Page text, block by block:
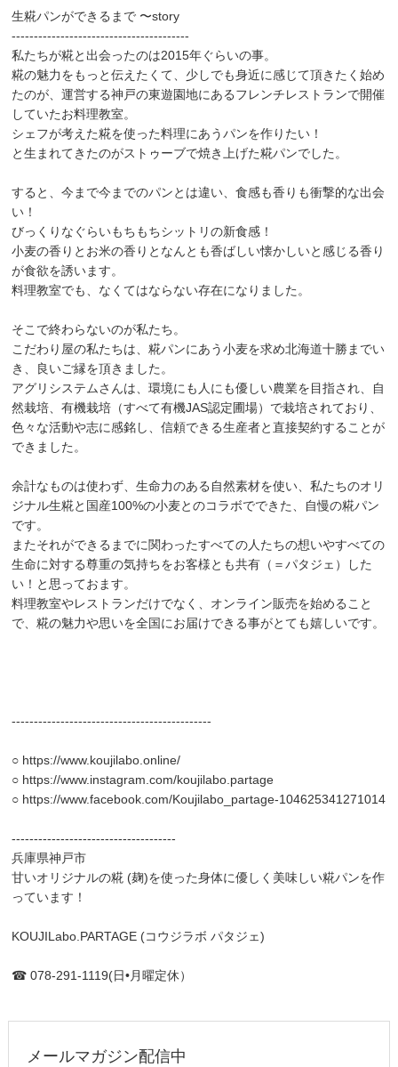
生糀パンができるまで 〜story
----------------------------------------
私たちが糀と出会ったのは2015年ぐらいの事。
糀の魅力をもっと伝えたくて、少しでも身近に感じて頂きたく始め
たのが、運営する神戸の東遊園地にあるフレンチレストランで開催
していたお料理教室。
シェフが考えた糀を使った料理にあうパンを作りたい！
と生まれてきたのがストゥーブで焼き上げた糀パンでした。
すると、今まで今までのパンとは違い、食感も香りも衝撃的な出会
い！
びっくりなぐらいもちもちシットリの新食感！
小麦の香りとお米の香りとなんとも香ばしい懐かしいと感じる香り
が食欲を誘います。
料理教室でも、なくてはならない存在になりました。
そこで終わらないのが私たち。
こだわり屋の私たちは、糀パンにあう小麦を求め北海道十勝までい
き、良いご縁を頂きました。
アグリシステムさんは、環境にも人にも優しい農業を目指され、自
然栽培、有機栽培（すべて有機JAS認定圃場）で栽培されており、
色々な活動や志に感銘し、信頼できる生産者と直接契約することが
できました。
余計なものは使わず、生命力のある自然素材を使い、私たちのオリ
ジナル生糀と国産100%の小麦とのコラボでできた、自慢の糀パン
です。
またそれができるまでに関わったすべての人たちの想いやすべての
生命に対する尊重の気持ちをお客様とも共有（＝パタジェ）した
い！と思っておます。
料理教室やレストランだけでなく、オンライン販売を始めること
で、糀の魅力や思いを全国にお届けできる事がとても嬉しいです。
---------------------------------------------
○ https://www.koujilabo.online/
○ https://www.instagram.com/koujilabo.partage
○ https://www.facebook.com/Koujilabo_partage-104625341271014
-------------------------------------
兵庫県神戸市
甘いオリジナルの糀 (麹)を使った身体に優しく美味しい糀パンを作
っています！
KOUJILabo.PARTAGE (コウジラボ パタジェ)
☎︎ 078-291-1119(日•月曜定休）
メールマガジン配信中